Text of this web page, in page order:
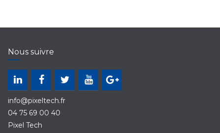
Nous suivre
info@pixeltech.fr
04 75 69 00 40
Pixel Tech